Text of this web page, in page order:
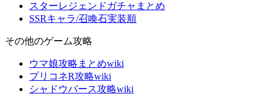
スターレジェンドガチャまとめ
SSRキャラ/召喚石実装順
その他のゲーム攻略
ウマ娘攻略まとめwiki
プリコネR攻略wiki
シャドウバース攻略wiki